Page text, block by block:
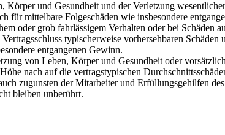
Körper und Gesundheit und der Verletzung
für mittelbare Folgeschäden wie insbesondere
oder grob fahrlässigem Verhalten oder bei Schäden
typischerweise vorhersehbaren
entgangenen Gewinn.
von Leben, Körper und Gesundheit oder
nach auf die vertragstypischen
zugunsten der Mitarbeiter und Erfüllungsgehilfen
bleiben unberührt.